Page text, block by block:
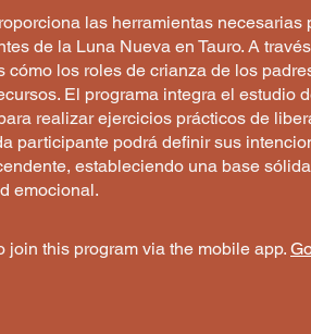
las herramientas necesarias
de la Luna Nueva en Tauro. A
cómo los roles de crianza de los
El programa integra el estudio
realizar ejercicios prácticos de
participante podrá definir sus
estableciendo una base
emocional.
join this program via the mobile app.